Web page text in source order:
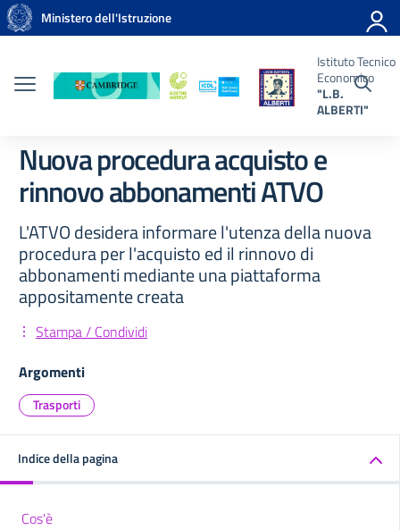
Vai ai contenuti
Vai al menu di navigazione
Vai al footerMinistero dell'Istruzione
Istituto Tecnico
Economico
"L.B.
ALBERTI"
Nuova procedura acquisto e
rinnovo abbonamenti ATVO
L'ATVO desidera informare l'utenza della nuova
procedura per l'acquisto ed il rinnovo di
abbonamenti mediante una piattaforma
appositamente creata
Stampa / Condividi
Argomenti
Trasporti
Indice della pagina
Cos'è